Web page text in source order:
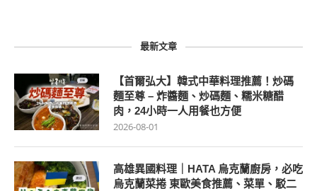
最新文章
【首爾弘大】韓式中華料理推薦！炒碼
麵至尊 – 炸醬麵、炒碼麵、糯米糖醋
肉，24小時一人用餐也方便
2026-08-01
高雄異國料理｜HATA 烏克蘭廚房，必吃
烏克蘭菜捲 東歐美食推薦、菜單、駁二